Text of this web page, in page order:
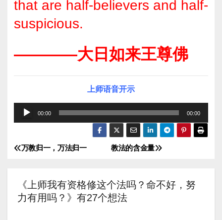
that are half-believers and half-
suspicious.
————大日如来王尊佛
上师语音开示
频
放
00:00 00:00
文
导
教法的含金量
万教归一，万法归一
《上师我有资格修这个法吗？命不好，努
力有用吗？》有27个想法